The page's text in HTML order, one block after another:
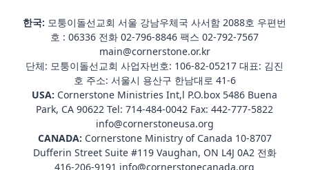
한국: 모퉁이돌선교회 서울 강남우체국 사서함 2088호 우편번
호 : 06336 전화 02-796-8846 팩스 02-792-7567
main@cornerstone.or.kr
단체: 모퉁이돌선교회 사업자번호: 106-82-05217 대표: 김진
호 주소: 서울시 용산구 한남대로 41-6
USA: Cornerstone Ministries Int,l P.O.box 5486 Buena
Park, CA 90622 Tel: 714-484-0042 Fax: 442-777-5822
info@cornerstoneusa.org
CANADA: Cornerstone Ministry of Canada 10-8707
Dufferin Street Suite #119 Vaughan, ON L4J 0A2 전화
416-206-9191 info@cornerstonecanada.org